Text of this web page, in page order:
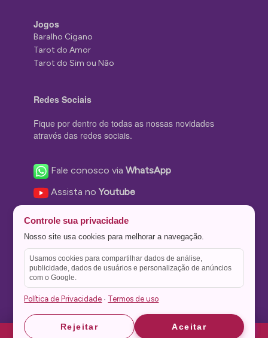
Jogos
Baralho Cigano
Tarot do Amor
Tarot do Sim ou Não
Redes Sociais
Fique por dentro de todas as nossas novidades
através das redes sociais.
Fale conosco viaWhatsApp
Assista noYoutube
Nos siga no Instagram
Nos siga noTwitter
Salve no
Controle sua privacidade
Nosso site usa cookies para melhorar a navegação.
Usamos cookies para compartilhar dados de análise,
publicidade, dados de usuários e personalização de anúncios
com o Google.
Política de Privacidade · Termos de uso
Rejeitar Aceitar